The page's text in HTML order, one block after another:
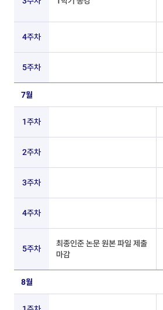
4주차
5주차
7월
1주차
2주차
3주차
4주차
5주차
최종인준 논문 원본 파일 제출
마감
8월